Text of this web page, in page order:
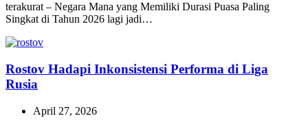
terakurat – Negara Mana yang Memiliki Durasi Puasa Paling
Singkat di Tahun 2026 lagi jadi…
Rostov Hadapi Inkonsistensi Performa di Liga
Rusia
April 27, 2026